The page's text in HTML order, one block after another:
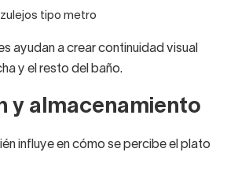
tipo metro
ayudan a crear continuidad visual
y el resto del baño.
y almacenamiento
influye en cómo se percibe el plato